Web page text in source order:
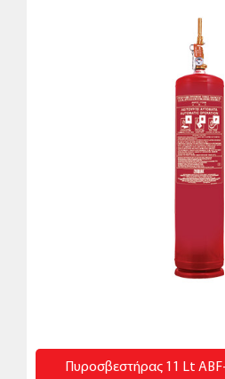
Πυροσβεστήρας 11 Lt